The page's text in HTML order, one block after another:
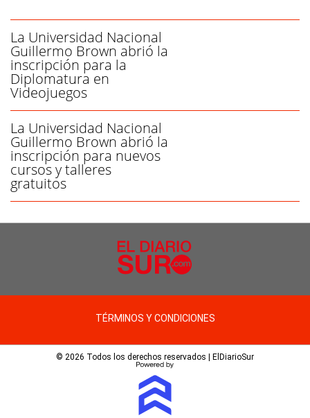
La Universidad Nacional
Guillermo Brown abrió la
inscripción para la
Diplomatura en
Videojuegos
La Universidad Nacional
Guillermo Brown abrió la
inscripción para nuevos
cursos y talleres
gratuitos
TÉRMINOS Y CONDICIONES
© 2026 Todos los derechos reservados | ElDiarioSur